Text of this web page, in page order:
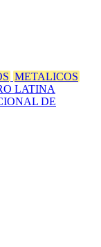
METALICOS
LATINA
DE